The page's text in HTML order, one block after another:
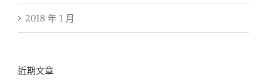
2018 年 1 月
近期文章